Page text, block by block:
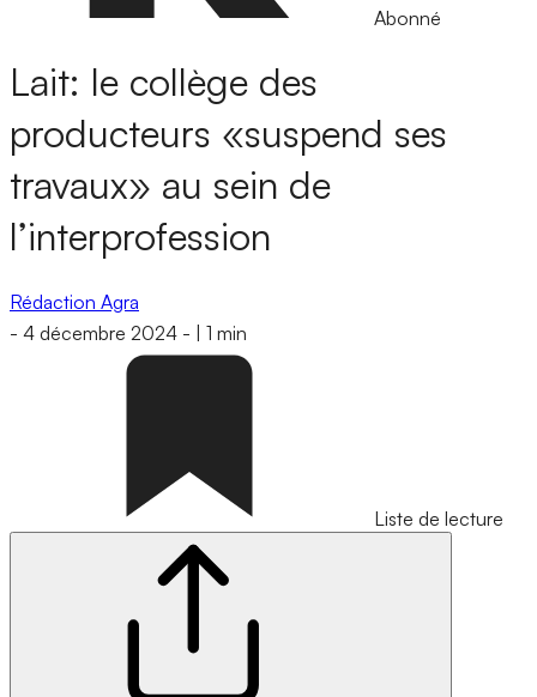
Abonné
Lait: le collège des
producteurs «suspend ses
travaux» au sein de
l’interprofession
Rédaction Agra
- 4 décembre 2024 - 1 min
Liste de lecture